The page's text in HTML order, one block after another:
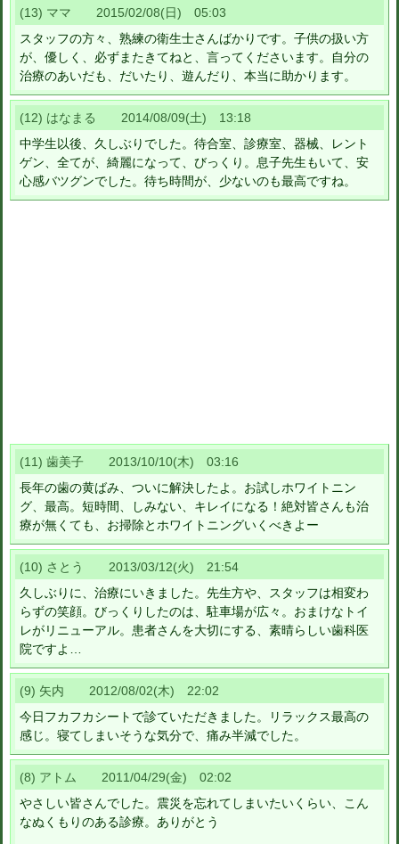
(13) ママ 2015/02/08(日) 05:03
スタッフの方々、熟練の衛生士さんばかりです。子供の扱い方
が、優しく、必ずまたきてねと、言ってくださいます。自分の
治療のあいだも、だいたり、遊んだり、本当に助かります。
(12) はなまる 2014/08/09(土) 13:18
中学生以後、久しぶりでした。待合室、診療室、器械、レント
ゲン、全てが、綺麗になって、びっくり。息子先生もいて、安
心感バツグンでした。待ち時間が、少ないのも最高ですね。
(11) 歯美子 2013/10/10(木) 03:16
長年の歯の黄ばみ、ついに解決したよ。お試しホワイトニン
グ、最高。短時間、しみない、キレイになる！絶対皆さんも治
療が無くても、お掃除とホワイトニングいくべきよー
(10) さとう 2013/03/12(火) 21:54
久しぶりに、治療にいきました。先生方や、スタッフは相変わ
らずの笑顔。びっくりしたのは、駐車場が広々。おまけなトイ
レがリニューアル。患者さんを大切にする、素晴らしい歯科医
院ですよ…
(9) 矢内 2012/08/02(木) 22:02
今日フカフカシートで診ていただきました。リラックス最高の
感じ。寝てしまいそうな気分で、痛み半減でした。
(8) アトム 2011/04/29(金) 02:02
やさしい皆さんでした。震災を忘れてしまいたいくらい、こん
なぬくもりのある診療。ありがとう